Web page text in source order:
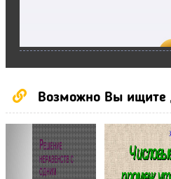
Возможно Вы ищите